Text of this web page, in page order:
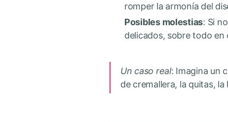
romper la armonía del
Posibles molestias: Si
delicados, sobre todo en
Un caso real: Imagina un
de cremallera, la quitas,